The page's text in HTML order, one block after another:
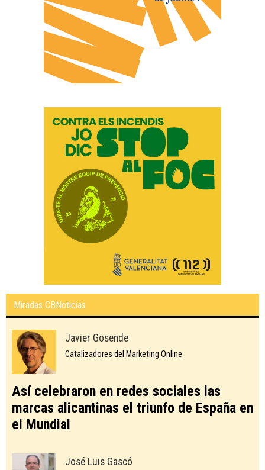
Miradas CBNoticias
Javier Gosende
Catalizadores del Marketing Online
Así celebraron en redes sociales las
marcas alicantinas el triunfo de España en
el Mundial
José Luis Gascó